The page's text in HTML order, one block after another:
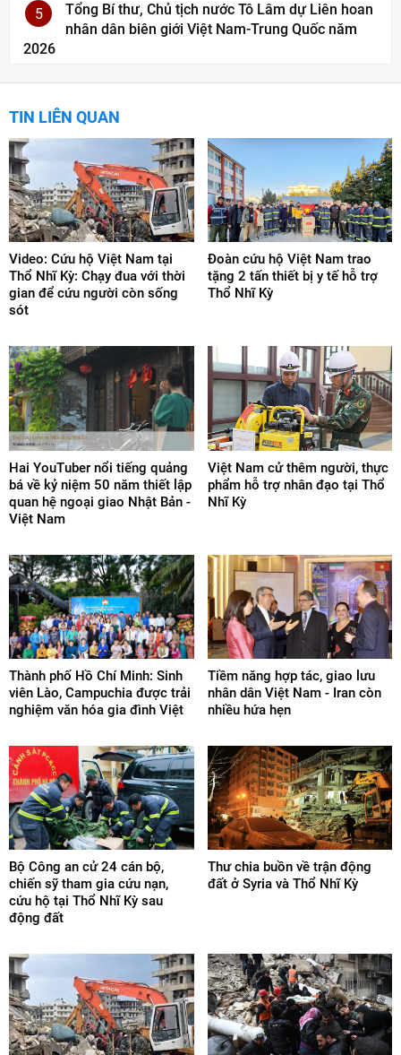
5
Tổng Bí thư, Chủ tịch nước Tô Lâm dự Liên hoan
nhân dân biên giới Việt Nam-Trung Quốc năm
2026
TIN LIÊN QUAN
Video: Cứu hộ Việt Nam tại
Thổ Nhĩ Kỳ: Chạy đua với thời
gian để cứu người còn sống
sót
Đoàn cứu hộ Việt Nam trao
tặng 2 tấn thiết bị y tế hỗ trợ
Thổ Nhĩ Kỳ
Hai YouTuber nổi tiếng quảng
bá về kỷ niệm 50 năm thiết lập
quan hệ ngoại giao Nhật Bản -
Việt Nam
Việt Nam cử thêm người, thực
phẩm hỗ trợ nhân đạo tại Thổ
Nhĩ Kỳ
Thành phố Hồ Chí Minh: Sinh
viên Lào, Campuchia được trải
nghiệm văn hóa gia đình Việt
Tiềm năng hợp tác, giao lưu
nhân dân Việt Nam - Iran còn
nhiều hứa hẹn
Bộ Công an cử 24 cán bộ,
chiến sỹ tham gia cứu nạn,
cứu hộ tại Thổ Nhĩ Kỳ sau
động đất
Thư chia buồn về trận động
đất ở Syria và Thổ Nhĩ Kỳ